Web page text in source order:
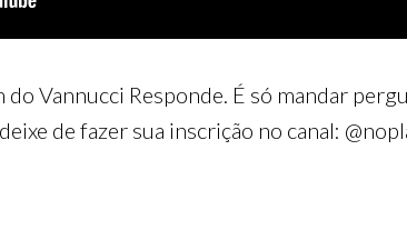
Vannucci Responde. É só mandar
de fazer sua inscrição no canal: